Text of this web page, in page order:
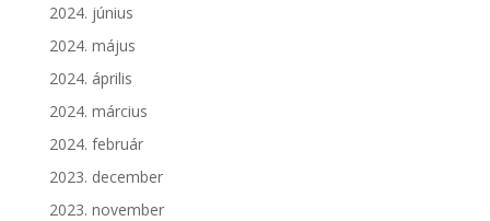
2024. június
2024. május
2024. április
2024. március
2024. február
2023. december
2023. november